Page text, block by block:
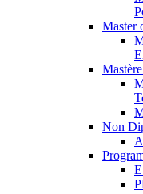
Master
Non